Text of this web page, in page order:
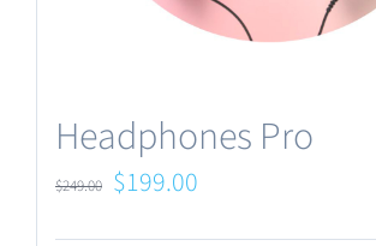
Headphones Pro
$249.00 Le
$199.00